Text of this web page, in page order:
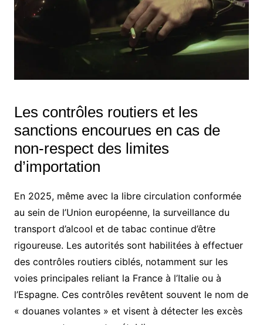
Les contrôles routiers et les
sanctions encourues en cas de
non-respect des limites
d’importation
En 2025, même avec la libre circulation conformée
au sein de l’Union européenne, la surveillance du
transport d’alcool et de tabac continue d’être
rigoureuse. Les autorités sont habilitées à effectuer
des contrôles routiers ciblés, notamment sur les
voies principales reliant la France à l’Italie ou à
l’Espagne. Ces contrôles revêtent souvent le nom de
« douanes volantes » et visent à détecter les excès